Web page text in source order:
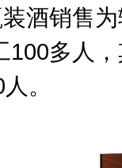
酒销售
100多人
。